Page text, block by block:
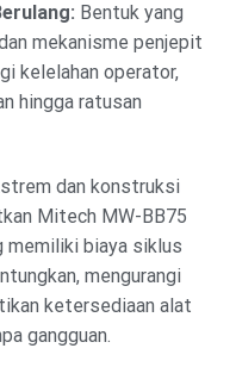
Bentuk yang
mekanisme penjepit
kelelahan operator,
hingga ratusan
dan konstruksi
Mitech MW-BB75
memiliki biaya siklus
mengurangi
ketersediaan alat
gangguan.